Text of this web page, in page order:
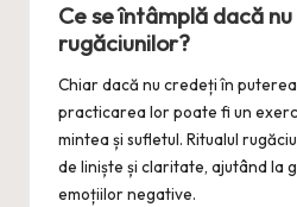
Ce se întâmplă dacă
rugăciunilor?
Chiar dacă nu credeți în
practicarea lor poate fi un
mintea și sufletul. Ritualul
de liniște și claritate, ajutând la
emoțiilor negative.